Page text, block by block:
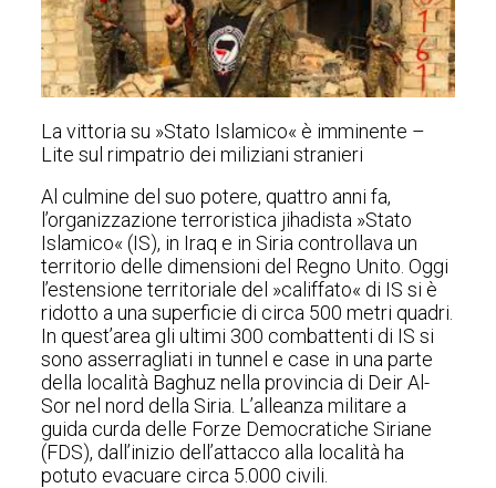
La vittoria su »Stato Islamico« è imminente –
Lite sul rimpatrio dei miliziani stranieri
Al culmine del suo potere, quattro anni fa,
l’organizzazione terroristica jihadista »Stato
Islamico« (IS), in Iraq e in Siria controllava un
territorio delle dimensioni del Regno Unito. Oggi
l’estensione territoriale del »califfato« di IS si è
ridotto a una superficie di circa 500 metri quadri.
In quest’area gli ultimi 300 combattenti di IS si
sono asserragliati in tunnel e case in una parte
della località Baghuz nella provincia di Deir Al-
Sor nel nord della Siria. L’alleanza militare a
guida curda delle Forze Democratiche Siriane
(FDS), dall’inizio dell’attacco alla località ha
potuto evacuare circa 5.000 civili.